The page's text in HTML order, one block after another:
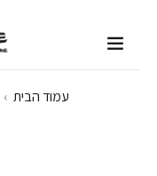
עמוד הבית ›